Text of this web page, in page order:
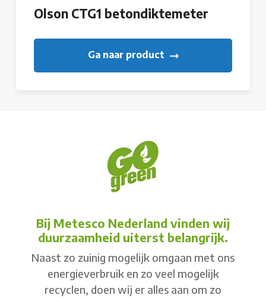
Olson CTG1 betondiktemeter
Ga naar product
Bij Metesco Nederland vinden wij
duurzaamheid uiterst belangrijk.
Naast zo zuinig mogelijk omgaan met ons
energieverbruik en zo veel mogelijk
recyclen, doen wij er alles aan om zo